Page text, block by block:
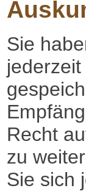
Sie
Recht
zu
Sie sich